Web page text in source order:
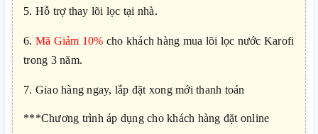
5. Hỗ trợ thay lõi lọc tại nhà.
6. Mã Giảm 10% cho khách hàng mua lõi lọc nước Karofi
trong 3 năm.
7. Giao hàng ngay, lắp đặt xong mới thanh toán
***Chương trình áp dụng cho khách hàng đặt online